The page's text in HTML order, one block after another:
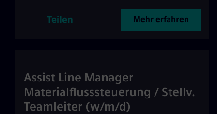
Teilen Mehr erfahren
Assist Line Manager
Materialflusssteuerung / Stellv.
Teamleiter (w/m/d)